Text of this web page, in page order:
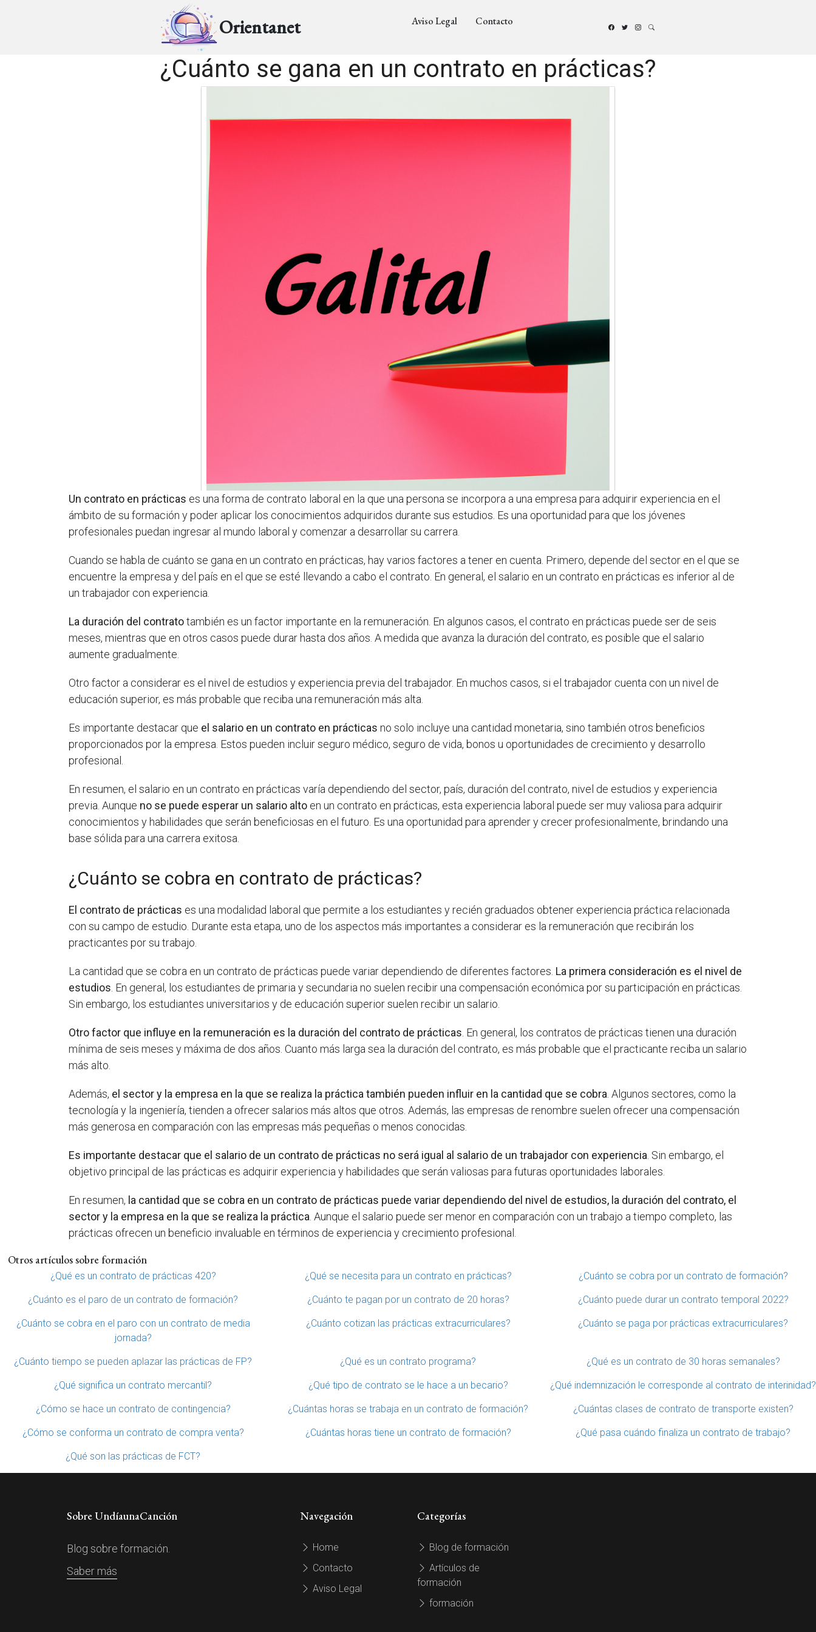
Orientanet Aviso Legal Contacto
¿Cuánto se gana en un contrato en prácticas?
Un contrato en prácticas es una forma de contrato laboral en la que una persona se incorpora a una empresa para adquirir experiencia en el
ámbito de su formación y poder aplicar los conocimientos adquiridos durante sus estudios. Es una oportunidad para que los jóvenes
profesionales puedan ingresar al mundo laboral y comenzar a desarrollar su carrera.
Cuando se habla de cuánto se gana en un contrato en prácticas, hay varios factores a tener en cuenta. Primero, depende del sector en el que se
encuentre la empresa y del país en el que se esté llevando a cabo el contrato. En general, el salario en un contrato en prácticas es inferior al de
un trabajador con experiencia.
La duración del contratotambién es un factor importante en la remuneración. En algunos casos, el contrato en prácticas puede ser de seis
meses, mientras que en otros casos puede durar hasta dos años. A medida que avanza la duración del contrato, es posible que el salario
aumente gradualmente.
Otro factor a considerar es el nivel de estudios y experiencia previa del trabajador. En muchos casos, si el trabajador cuenta con un nivel de
educación superior, es más probable que reciba una remuneración más alta.
Es importante destacar que el salario en un contrato en prácticas no solo incluye una cantidad monetaria, sino también otros beneficios
proporcionados por la empresa. Estos pueden incluir seguro médico, seguro de vida, bonos u oportunidades de crecimiento y desarrollo
profesional.
En resumen, el salario en un contrato en prácticas varía dependiendo del sector, país, duración del contrato, nivel de estudios y experiencia
previa. Aunque no se puede esperar un salario alto en un contrato en prácticas, esta experiencia laboral puede ser muy valiosa para adquirir
conocimientos y habilidades que serán beneficiosas en el futuro. Es una oportunidad para aprender y crecer profesionalmente, brindando una
base sólida para una carrera exitosa.
¿Cuánto se cobra en contrato de prácticas?
El contrato de prácticas es una modalidad laboral que permite a los estudiantes y recién graduados obtener experiencia práctica relacionada
con su campo de estudio. Durante esta etapa, uno de los aspectos más importantes a considerar es la remuneración que recibirán los
practicantes por su trabajo.
La cantidad que se cobra en un contrato de prácticas puede variar dependiendo de diferentes factores. La primera consideración es el nivel de
estudios . En general, los estudiantes de primaria y secundaria no suelen recibir una compensación económica por su participación en prácticas.
Sin embargo, los estudiantes universitarios y de educación superior suelen recibir un salario.
Otro factor que influye en la remuneración es la duración del contrato de prácticas . En general, los contratos de prácticas tienen una duración
mínima de seis meses y máxima de dos años. Cuanto más larga sea la duración del contrato, es más probable que el practicante reciba un salario
más alto.
Además, el sector y la empresa en la que se realiza la práctica también pueden influir en la cantidad que se cobra . Algunos sectores, como la
tecnología y la ingeniería, tienden a ofrecer salarios más altos que otros. Además, las empresas de renombre suelen ofrecer una compensación
más generosa en comparación con las empresas más pequeñas o menos conocidas.
Es importante destacar que el salario de un contrato de prácticas no será igual al salario de un trabajador con experiencia . Sin embargo, el
objetivo principal de las prácticas es adquirir experiencia y habilidades que serán valiosas para futuras oportunidades laborales.
En resumen, la cantidad que se cobra en un contrato de prácticas puede variar dependiendo del nivel de estudios, la duración del contrato, el
sector y la empresa en la que se realiza la práctica . Aunque el salario puede ser menor en comparación con un trabajo a tiempo completo, las
prácticas ofrecen un beneficio invaluable en términos de experiencia y crecimiento profesional.
Otros artículos sobre formación
¿Qué es un contrato de prácticas 420? ¿Qué se necesita para un contrato en prácticas? ¿Cuánto se cobra por un contrato de formación?
¿Cuánto es el paro de un contrato de formación? ¿Cuánto te pagan por un contrato de 20 horas? ¿Cuánto puede durar un contrato temporal 2022?
¿Cuánto se cobra en el paro con un contrato de media
jornada?
¿Cuánto cotizan las prácticas extracurriculares? ¿Cuánto se paga por prácticas extracurriculares?
¿Cuánto tiempo se pueden aplazar las prácticas de FP? ¿Qué es un contrato programa? ¿Qué es un contrato de 30 horas semanales?
¿Qué significa un contrato mercantil? ¿Qué tipo de contrato se le hace a un becario? ¿Qué indemnización le corresponde al contrato de interinidad?
¿Cómo se hace un contrato de contingencia? ¿Cuántas horas se trabaja en un contrato de formación? ¿Cuántas clases de contrato de transporte existen?
¿Cómo se conforma un contrato de compra venta? ¿Cuántas horas tiene un contrato de formación? ¿Qué pasa cuándo finaliza un contrato de trabajo?
¿Qué son las prácticas de FCT?
Sobre UndíaunaCanción
Blog sobre formación.
Saber más
Navegación
Home
Contacto
Aviso Legal
Categorías
Blog de formación
Artículos de
formación
formación